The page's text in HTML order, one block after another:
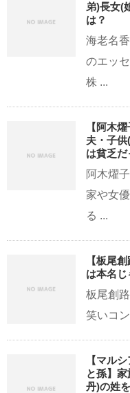
弟)長女(
は？
海老名
のエッ
株 ...
【阿木
夫・子
は貧乏だ
阿木燿
家や女
る ...
【板尾
は本名じ
板尾創
笑いコ
【マル
と孫】
丹)の姓